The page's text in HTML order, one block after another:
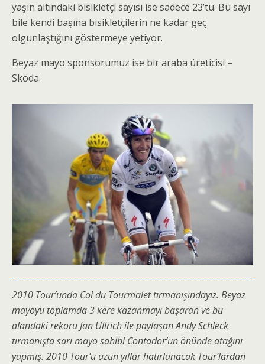
yaşın altındaki bisikletçi sayısı ise sadece 23’tü. Bu sayı
bile kendi başına bisikletçilerin ne kadar geç
olgunlaştığını göstermeye yetiyor.
Beyaz mayo sponsorumuz ise bir araba üreticisi –
Skoda.
2010 Tour’unda Col du Tourmalet tırmanışındayız. Beyaz
mayoyu toplamda 3 kere kazanmayı başaran ve bu
alandaki rekoru Jan Ullrich ile paylaşan Andy Schleck
tırmanışta sarı mayo sahibi Contador’un önünde atağını
yapmış. 2010 Tour’u uzun yıllar hatırlanacak Tour’lardan